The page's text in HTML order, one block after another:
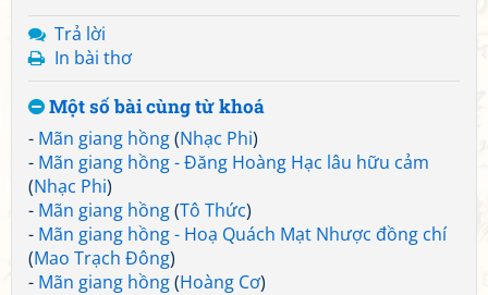
Trả lời
In bài thơ
Một số bài cùng từ khoá
- Mãn giang hồng(Nhạc Phi)
- Mãn giang hồng - Đăng Hoàng Hạc lâu hữu cảm
(Nhạc Phi)
- Mãn giang hồng(Tô Thức)
- Mãn giang hồng - Hoạ Quách Mạt Nhược đồng chí
(Mao Trạch Đông)
- Mãn giang hồng(Hoàng Cơ)